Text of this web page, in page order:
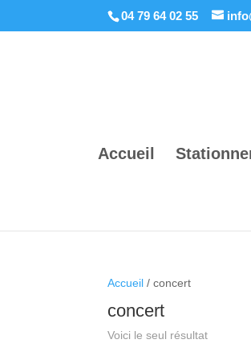
04 79 64 02 55
Accueil
Accueil / concert
concert
Voici le seul résultat